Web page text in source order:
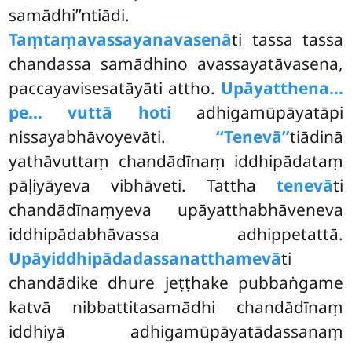
samādhi’’ntiādi.
Taṃtaṃavassayanavasenāti tassa tassa
chandassa samādhino avassayatāvasena,
paccayavisesatāyāti attho. Upāyatthena…
pe… vuttā hoti adhigamūpāyatāpi
nissayabhāvoyevāti. ‘‘Tenevā’’tiādinā
yathāvuttaṃ chandādīnaṃ iddhipādataṃ
pāḷiyāyeva vibhāveti. Tattha tenevāti
chandādīnaṃyeva upāyatthabhāveneva
iddhipādabhāvassa adhippetattā.
Upāyiddhipādadassanatthamevāti
chandādike dhure jeṭṭhake pubbaṅgame
katvā nibbattitasamādhi chandādīnaṃ
iddhiyā adhigamūpāyatādassanaṃ